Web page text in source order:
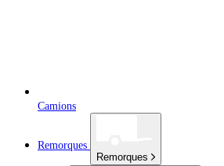
Camions
Remorques
Remorques